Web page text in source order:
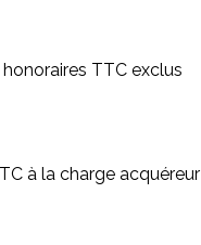
TTC exclus
à la charge acquéreur